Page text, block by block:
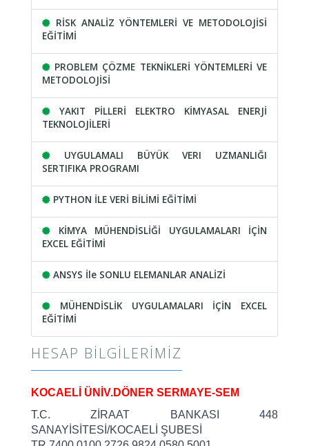
RİSK ANALİZ YÖNTEMLERİ VE METODOLOJİSİ
EĞİTİMİ
PROBLEM ÇÖZME TEKNİKLERİ YÖNTEMLERİ VE
METODOLOJİSİ
YAKIT PİLLERİ ELEKTRO KİMYASAL ENERJİ
TEKNOLOJİLERİ
UYGULAMALI BÜYÜK VERI UZMANLIĞI
SERTIFIKA PROGRAMI
PYTHON İLE VERİ BİLİMİ EĞİTİMİ
KİMYA MÜHENDİSLİĞİ UYGULAMALARI İÇİN
EXCEL EĞİTİMİ
ANSYS İle SONLU ELEMANLAR ANALİZİ
MÜHENDİSLİK UYGULAMALARI İÇİN EXCEL
EĞİTİMİ
HESAP BILGILERIMIZ
KOCAELİ ÜNİV.DÖNER SERMAYE-SEM
T.C. ZİRAAT BANKASI 448
SANAYİSİTESİ/KOCAELİ ŞUBESİ